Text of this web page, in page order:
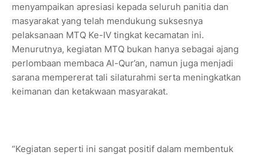
menyampaikan apresiasi kepada seluruh panitia dan
masyarakat yang telah mendukung suksesnya
pelaksanaan MTQ Ke-IV tingkat kecamatan ini.
Menurutnya, kegiatan MTQ bukan hanya sebagai ajang
perlombaan membaca Al-Qur’an, namun juga menjadi
sarana mempererat tali silaturahmi serta meningkatkan
keimanan dan ketakwaan masyarakat.
“Kegiatan seperti ini sangat positif dalam membentuk